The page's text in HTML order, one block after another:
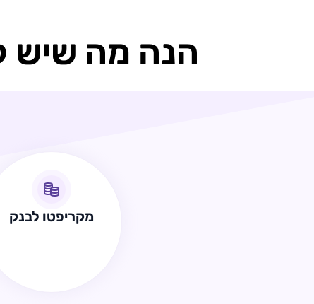
הנה מה שיש
מקריפטו לבנק